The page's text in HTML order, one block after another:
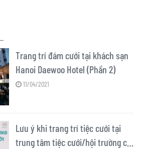
Trang trí đám cưới tại khách sạn
Hanoi Daewoo Hotel (Phần 2)
11/04/2021
Lưu ý khi trang trí tiệc cưới tại
trung tâm tiệc cưới/hội trường có